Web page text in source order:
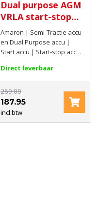
Dual purpose AGM
VRLA start-stop
accu 12V 70Ah(C20)
760 AMP CCA EN
(860 CCA EN)
Amaron | Semi-Tractie accu
en Dual Purpose accu |
Start accu | Start-stop accu |
accu | 12V | 70Ah(C20) | 760
Direct leverbaar
269.00
187.95
incl.btw